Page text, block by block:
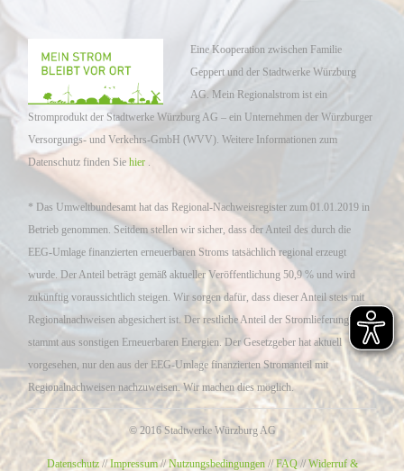
Eine Kooperation zwischen Familie
Geppert und der Stadtwerke Würzburg
AG. Mein Regionalstrom ist ein
Stromprodukt der Stadtwerke Würzburg AG – ein Unternehmen der Würzburger
Versorgungs- und Verkehrs-GmbH (WVV). Weitere Informationen zum
Datenschutz finden Siehier .
* Das Umweltbundesamt hat das Regional-Nachweisregister zum 01.01.2019 in
Betrieb genommen. Seitdem stellen wir sicher, dass der Anteil des durch die
EEG-Umlage finanzierten erneuerbaren Stroms tatsächlich regional erzeugt
wurde. Der Anteil beträgt gemäß aktueller Veröffentlichung 50,9 % und wird
zukünftig voraussichtlich steigen. Wir sorgen dafür, dass dieser Anteil stets mit
Regionalnachweisen abgesichert ist. Der restliche Anteil der Stromlieferung
stammt aus sonstigen Erneuerbaren Energien. Der Gesetzgeber hat aktuell
vorgesehen, nur den aus der EEG-Umlage finanzierten Stromanteil mit
Regionalnachweisen nachzuweisen. Wir machen dies möglich.
© 2016 Stadtwerke Würzburg AG
Datenschutz//Impressum//Nutzungsbedingungen// FAQ// Widerruf &